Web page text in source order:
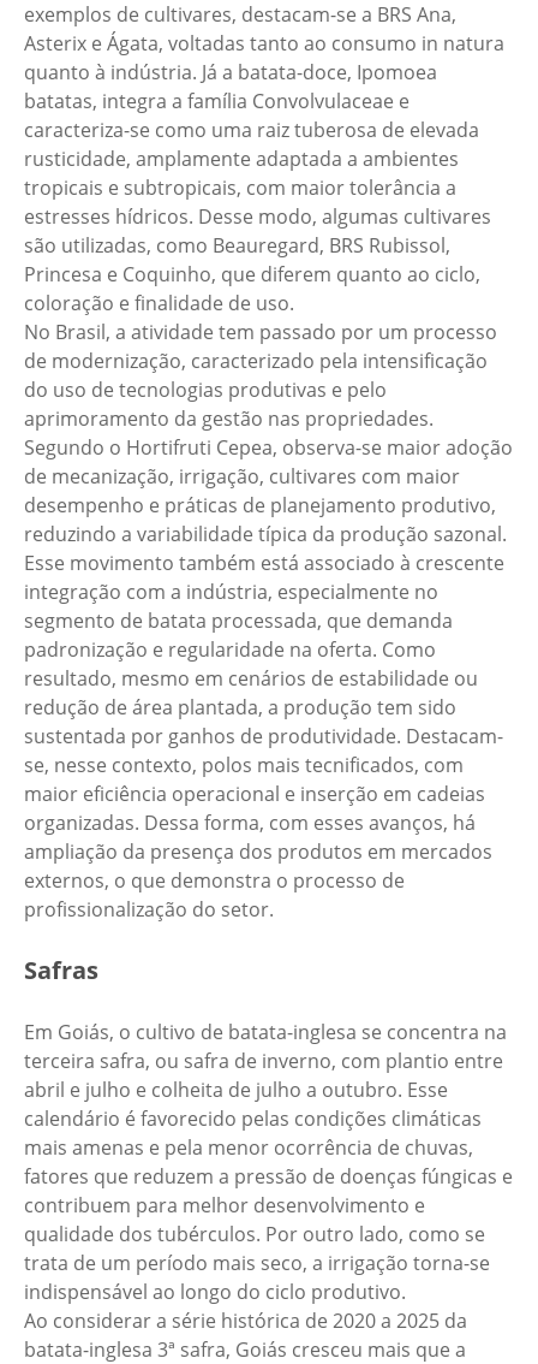
exemplos de cultivares, destacam-se a BRS Ana,
Asterix e Ágata, voltadas tanto ao consumo in natura
quanto à indústria. Já a batata-doce, Ipomoea
batatas, integra a família Convolvulaceae e
caracteriza-se como uma raiz tuberosa de elevada
rusticidade, amplamente adaptada a ambientes
tropicais e subtropicais, com maior tolerância a
estresses hídricos. Desse modo, algumas cultivares
são utilizadas, como Beauregard, BRS Rubissol,
Princesa e Coquinho, que diferem quanto ao ciclo,
coloração e finalidade de uso.
No Brasil, a atividade tem passado por um processo
de modernização, caracterizado pela intensificação
do uso de tecnologias produtivas e pelo
aprimoramento da gestão nas propriedades.
Segundo o Hortifruti Cepea, observa-se maior adoção
de mecanização, irrigação, cultivares com maior
desempenho e práticas de planejamento produtivo,
reduzindo a variabilidade típica da produção sazonal.
Esse movimento também está associado à crescente
integração com a indústria, especialmente no
segmento de batata processada, que demanda
padronização e regularidade na oferta. Como
resultado, mesmo em cenários de estabilidade ou
redução de área plantada, a produção tem sido
sustentada por ganhos de produtividade. Destacam-
se, nesse contexto, polos mais tecnificados, com
maior eficiência operacional e inserção em cadeias
organizadas. Dessa forma, com esses avanços, há
ampliação da presença dos produtos em mercados
externos, o que demonstra o processo de
profissionalização do setor.
Safras
Em Goiás, o cultivo de batata-inglesa se concentra na
terceira safra, ou safra de inverno, com plantio entre
abril e julho e colheita de julho a outubro. Esse
calendário é favorecido pelas condições climáticas
mais amenas e pela menor ocorrência de chuvas,
fatores que reduzem a pressão de doenças fúngicas e
contribuem para melhor desenvolvimento e
qualidade dos tubérculos. Por outro lado, como se
trata de um período mais seco, a irrigação torna-se
indispensável ao longo do ciclo produtivo.
Ao considerar a série histórica de 2020 a 2025 da
batata-inglesa 3ª safra, Goiás cresceu mais que a